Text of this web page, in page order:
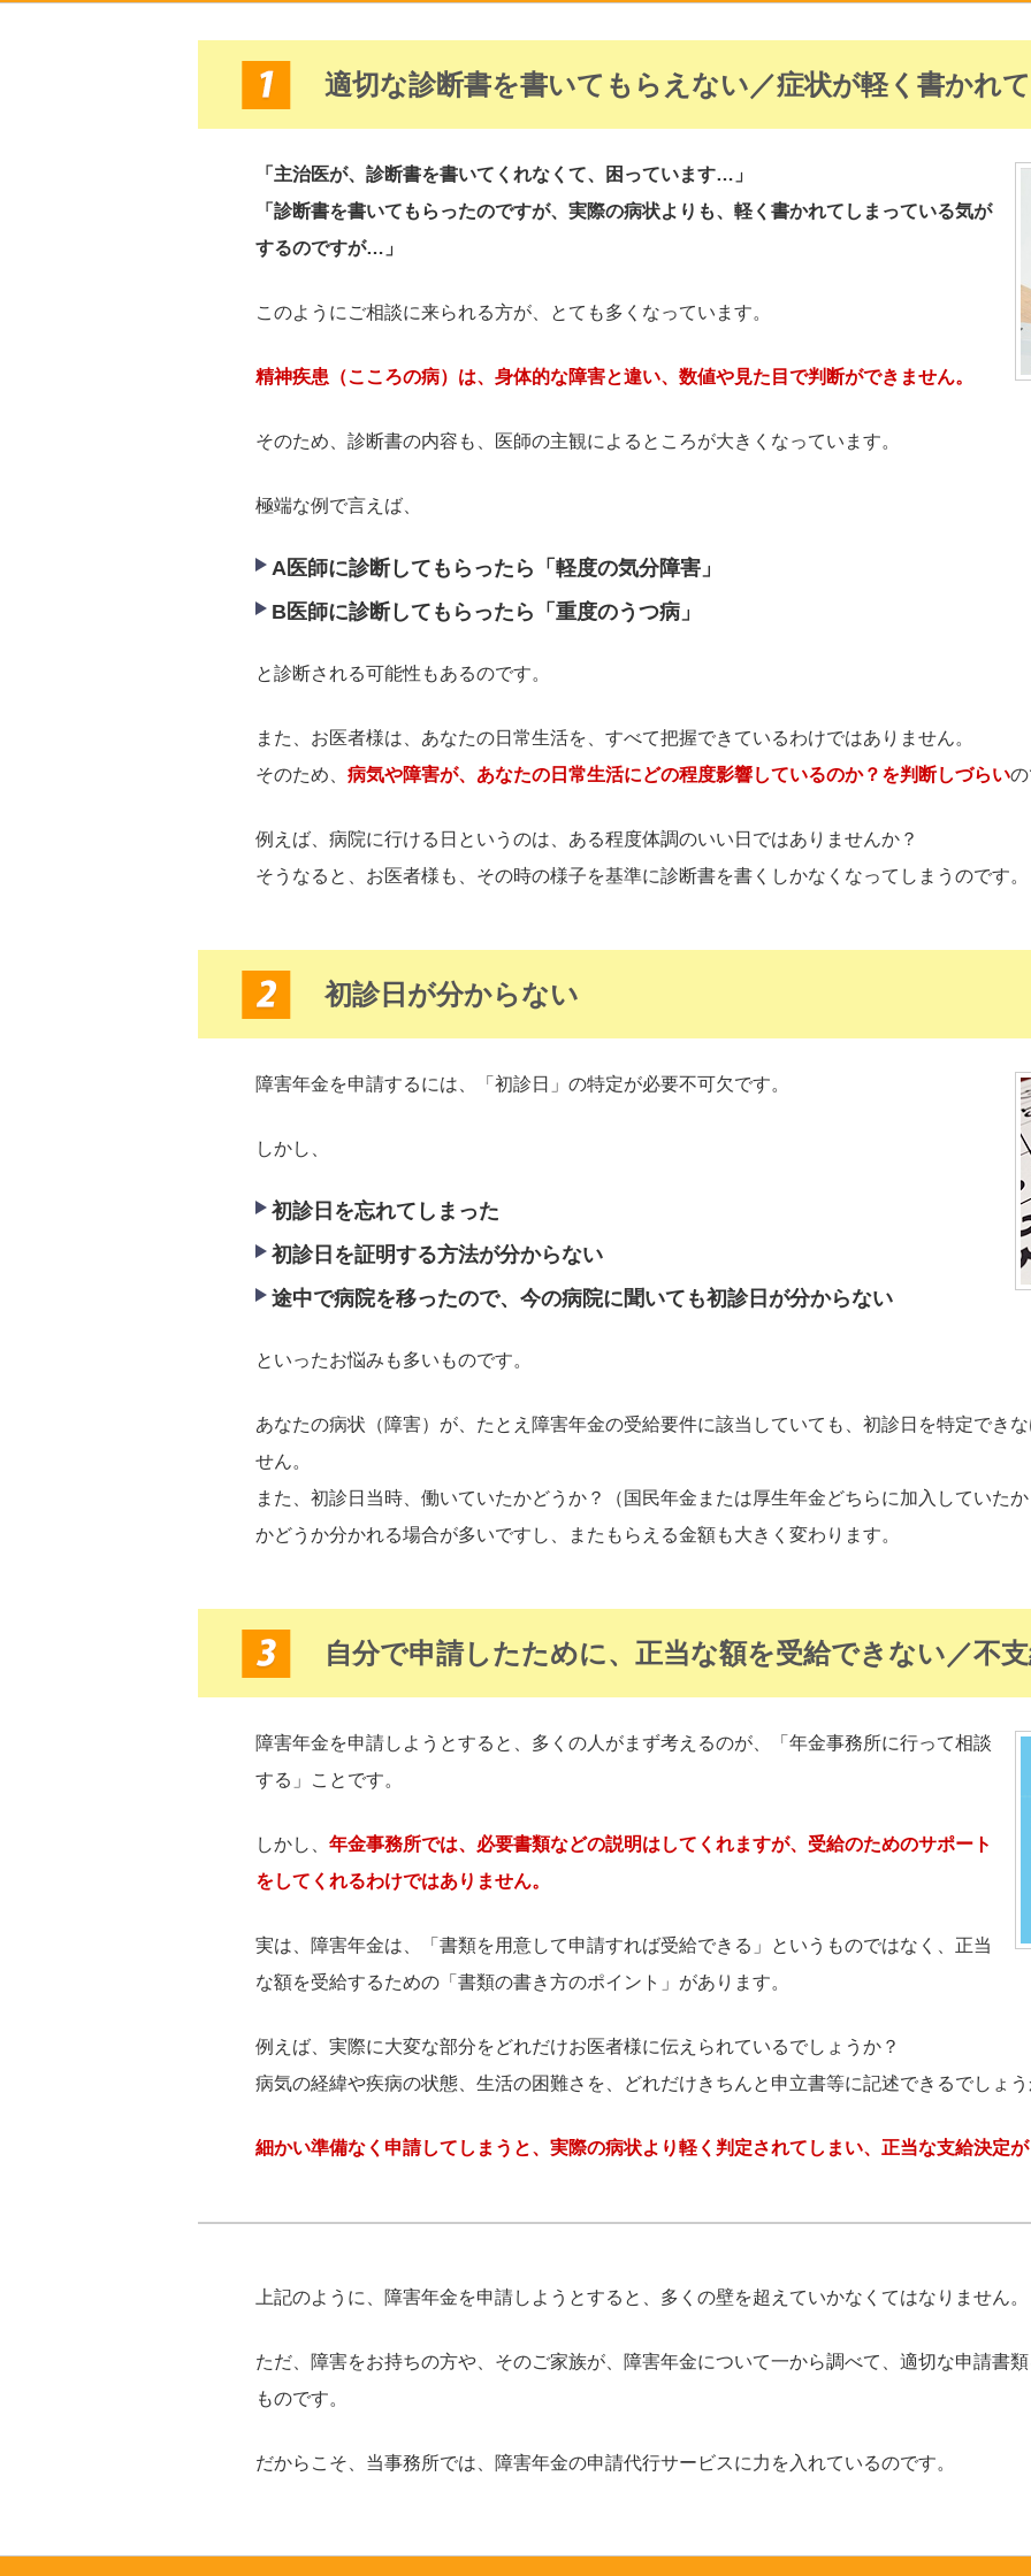
適切な診断書を書いてもらえない／症状が軽く書かれ
「主治医が、診断書を書いてくれなくて、困っています…」
「診断書を書いてもらったのですが、実際の病状よりも、軽く書かれてしまっている気が
するのですが…」
このようにご相談に来られる方が、とても多くなっています。
精神疾患（こころの病）は、身体的な障害と違い、数値や見た目で判断ができません。
そのため、診断書の内容も、医師の主観によるところが大きくなっています。
極端な例で言えば、
A医師に診断してもらったら「軽度の気分障害」
B医師に診断してもらったら「重度のうつ病」
と診断される可能性もあるのです。
また、お医者様は、あなたの日常生活を、すべて把握できているわけではありません。
そのため、 病気や障害が、あなたの日常生活にどの程度影響しているのか？を判断しづらい
例えば、病院に行ける日というのは、ある程度体調のいい日ではありませんか？
そうなると、お医者様も、その時の様子を基準に診断書を書くしかなくなってしまうのです。
初診日が分からない
障害年金を申請するには、「初診日」の特定が必要不可欠です。
しかし、
初診日を忘れてしまった
初診日を証明する方法が分からない
途中で病院を移ったので、今の病院に聞いても初診日が分からない
といったお悩みも多いものです。
あなたの病状（障害）が、たとえ障害年金の受給要件に該当していても、初診日を特定でき
せん。
また、初診日当時、働いていたかどうか？（国民年金または厚生年金どちらに加入していた
かどうか分かれる場合が多いですし、またもらえる金額も大きく変わります。
自分で申請したために、正当な額を受給できない／不
障害年金を申請しようとすると、多くの人がまず考えるのが、「年金事務所に行って相談
する」ことです。
しかし、 年金事務所では、必要書類などの説明はしてくれますが、受給のためのサポート
をしてくれるわけではありません。
実は、障害年金は、「書類を用意して申請すれば受給できる」というものではなく、正当
な額を受給するための「書類の書き方のポイント」があります。
例えば、実際に大変な部分をどれだけお医者様に伝えられているでしょうか？
病気の経緯や疾病の状態、生活の困難さを、どれだけきちんと申立書等に記述できるでしょ
細かい準備なく申請してしまうと、実際の病状より軽く判定されてしまい、正当な支給決定
上記のように、障害年金を申請しようとすると、多くの壁を超えていかなくてはなりません。
ただ、障害をお持ちの方や、そのご家族が、障害年金について一から調べて、適切な申請書
ものです。
だからこそ、当事務所では、障害年金の申請代行サービスに力を入れているのです。